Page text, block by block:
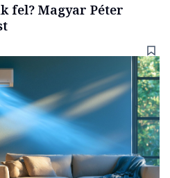
fel? Magyar Péter